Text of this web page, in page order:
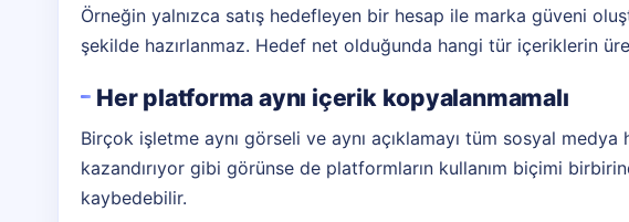
Örneğin yalnızca satış hedefleyen bir hesap ile marka güveni
şekilde hazırlanmaz. Hedef net olduğunda hangi tür içeriklerin
Her platforma aynı içerik kopyalanmamalı
Birçok işletme aynı görseli ve aynı açıklamayı tüm sosyal medya
kazandırıyor gibi görünse de platformların kullanım biçimi
kaybedebilir.